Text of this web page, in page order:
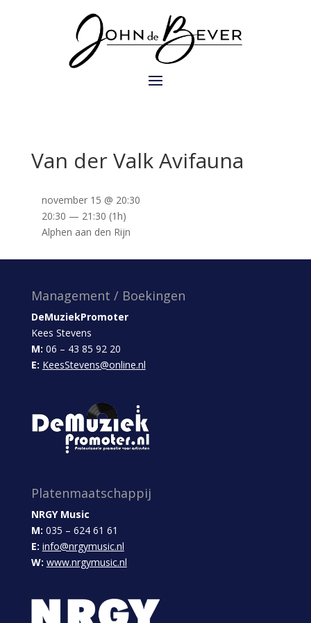
Van der Valk Avifauna
november 15 @ 20:30
20:30 — 21:30 (1h)
Alphen aan den Rijn
Management / Boekingen
DeMuziekPromoter
Kees Stevens
M: 06 – 43 85 92 20
E: KeesStevens@online.nl
Platenmaatschappij
NRGY Music
M: 035 – 624 61 61
E: info@nrgymusic.nl
W: www.nrgymusic.nl